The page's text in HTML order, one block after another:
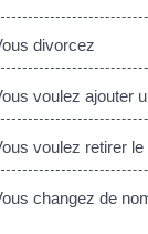
divorcez
voulez ajouter
voulez retirer
changez de